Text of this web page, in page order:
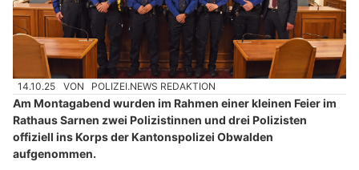
14.10.25 VON POLIZEI.NEWS REDAKTION
Am Montagabend wurden im Rahmen einer kleinen Feier im
Rathaus Sarnen zwei Polizistinnen und drei Polizisten
offiziell ins Korps der Kantonspolizei Obwalden
aufgenommen.